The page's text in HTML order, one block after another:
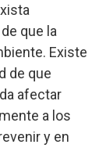
que la
Existe
de que
afectar
a los
y en